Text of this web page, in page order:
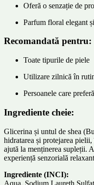
Oferă o senzație de
Parfum floral elegant
Recomandată pentru:
Toate tipurile de piele
Utilizare zilnică în
Persoanele care
Ingrediente cheie:
Glicerina și untul de shea
hidratarea și protejarea
ajută la menținerea supleții.
experiență senzorială
Ingrediente (INCI):
Aqua, Sodium Laureth